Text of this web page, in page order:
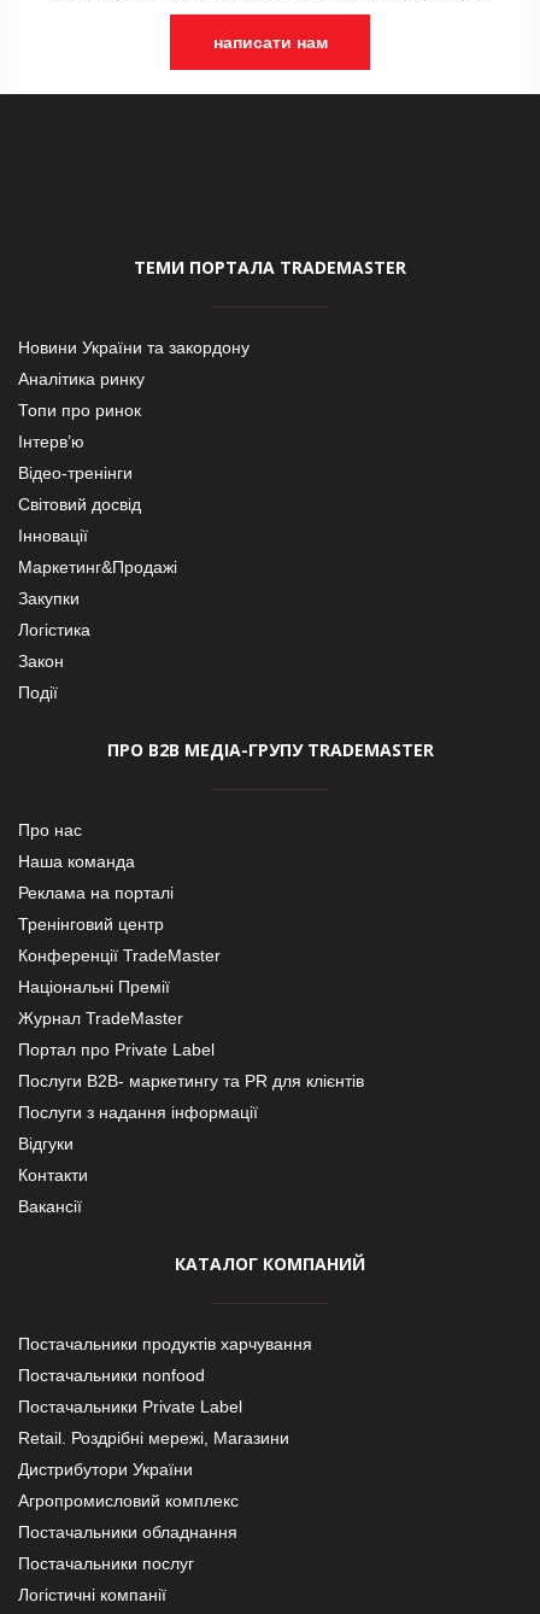
написати нам
ТЕМИ ПОРТАЛА TRADEMASTER
Новини України та закордону
Аналітика ринку
Топи про ринок
Інтерв’ю
Відео-тренінги
Світовий досвід
Інновації
Маркетинг&Продажі
Закупки
Логістика
Закон
Події
ПРО В2В МЕДІА-ГРУПУ TRADEMASTER
Про нас
Наша команда
Реклама на порталі
Тренінговий центр
Конференції TradeMaster
Національні Премії
Журнал TradeMaster
Портал про Private Label
Послуги В2В- маркетингу та PR для клієнтів
Послуги з надання інформації
Відгуки
Контакти
Вакансії
КАТАЛОГ КОМПАНИЙ
Постачальники продуктів харчування
Постачальники nonfood
Постачальники Private Label
Retail. Роздрібні мережі, Магазини
Дистрибутори України
Агропромисловий комплекс
Постачальники обладнання
Постачальники послуг
Логістичні компанії